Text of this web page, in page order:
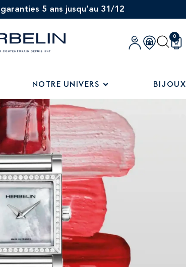
5 ans jusqu’au 31/12
0
NOTRE UNIVERS BIJOUX